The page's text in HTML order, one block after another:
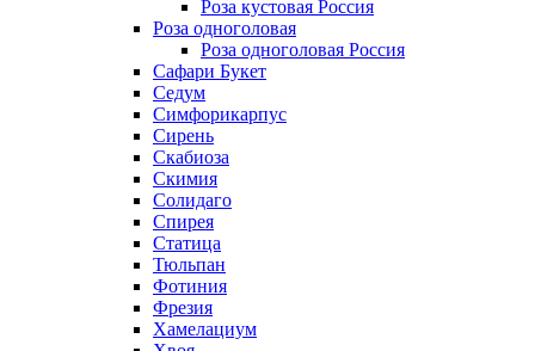
Роза кустовая Россия
Роза одноголовая
Роза одноголовая Россия
Сафари Букет
Седум
Симфорикарпус
Сирень
Скабиоза
Скимия
Солидаго
Спирея
Статица
Тюльпан
Фотиния
Фрезия
Хамелациум